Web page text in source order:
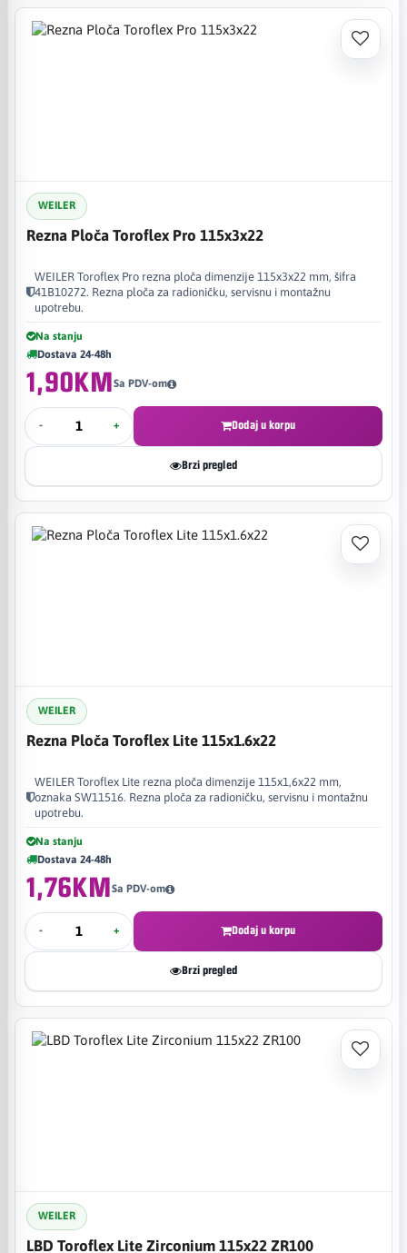
WEILER
Rezna Ploča Toroflex Pro 115x3x22
WEILER Toroflex Pro rezna ploča dimenzije 115x3x22 mm, šifra
41B10272. Rezna ploča za radioničku, servisnu i montažnu
upotrebu.
Na stanju
Dostava 24-48h
1,90KMSa PDV-om
- + Dodaj u korpu
Brzi pregled
WEILER
Rezna Ploča Toroflex Lite 115x1.6x22
WEILER Toroflex Lite rezna ploča dimenzije 115x1,6x22 mm,
oznaka SW11516. Rezna ploča za radioničku, servisnu i montažnu
upotrebu.
Na stanju
Dostava 24-48h
1,76KMSa PDV-om
- + Dodaj u korpu
Brzi pregled
WEILER
LBD Toroflex Lite Zirconium 115x22 ZR100